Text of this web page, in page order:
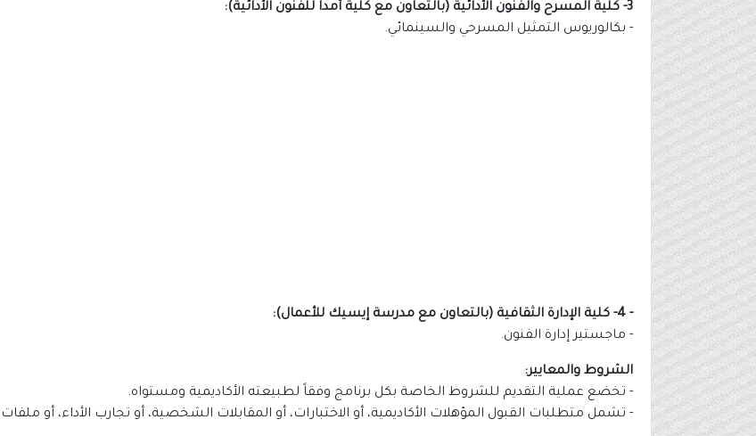
3- كلية المسرح والفنون الأدائية (بالتعاون مع كلية أمدا للفنون الأدائية):
- بكالوريوس التمثيل المسرحي والسينمائي.
- 4- كلية الإدارة الثقافية (بالتعاون مع مدرسة إيسيك للأعمال):
- ماجستير إدارة الفنون.
الشروط والمعايير:
- تخضع عملية التقديم للشروط الخاصة بكل برنامج وفقاً لطبيعته الأكاديمية ومستواه.
- تشمل متطلبات القبول المؤهلات الأكاديمية، أو الاختبارات، أو المقابلات الشخصية، أو تجارب الأداء، أو